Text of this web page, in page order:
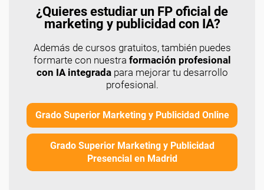
¿Quieres estudiar un FP oficial de
marketing y publicidad con IA?
Además de cursos gratuitos, también puedes
formarte con nuestra formación profesional
con IA integradapara mejorar tu desarrollo
profesional.
Grado Superior Marketing y Publicidad Online
Grado Superior Marketing y Publicidad
Presencial en Madrid